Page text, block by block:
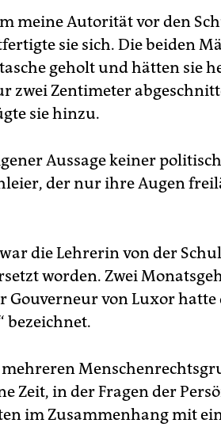
meine Autorität vor den
sie sich. Die beiden
geholt und hätten sie
zwei Zentimeter
sie hinzu.
Aussage keiner
der nur ihre Augen
die Lehrerin von der
worden. Zwei
Gouverneur von Luxor
bezeichnet.
Zeit, in der Fragen der
im Zusammenhang mit